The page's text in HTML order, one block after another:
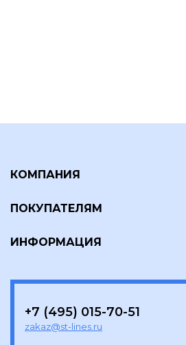
КОМПАНИЯ
ПОКУПАТЕЛЯМ
ИНФОРМАЦИЯ
+7 (495) 015-70-51
zakaz@st-lines.ru